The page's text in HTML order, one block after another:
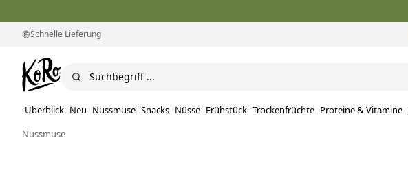
Schnelle Lieferung
Überblick Neu Nussmuse Snacks Nüsse Frühstück Trockenfrüchte Proteine ​​& Vitamine
Nussmuse